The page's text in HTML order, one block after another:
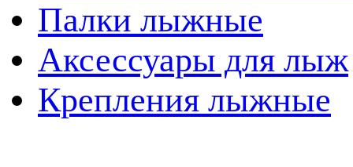
Палки лыжные
Аксессуары для лыж
Крепления лыжные